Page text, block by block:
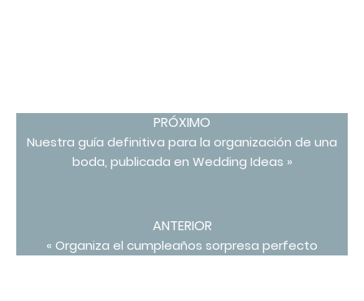
PRÓXIMO
Nuestra guía definitiva para la organización de una
boda, publicada en Wedding Ideas »
ANTERIOR
« Organiza el cumpleaños sorpresa perfecto